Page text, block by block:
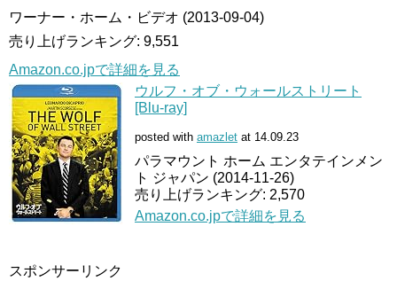
ワーナー・ホーム・ビデオ (2013-09-04)
売り上げランキング: 9,551
Amazon.co.jpで詳細を見る
ウルフ・オブ・ウォールストリート
[Blu-ray]
posted with amazlet at 14.09.23
パラマウント ホーム エンタテインメン
ト ジャパン (2014-11-26)
売り上げランキング: 2,570
Amazon.co.jpで詳細を見る
スポンサーリンク